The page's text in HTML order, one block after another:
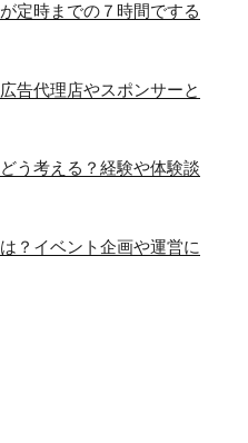
定時までの７時間でする
告代理店やスポンサーと
う考える？経験や体験談
？イベント企画や運営に